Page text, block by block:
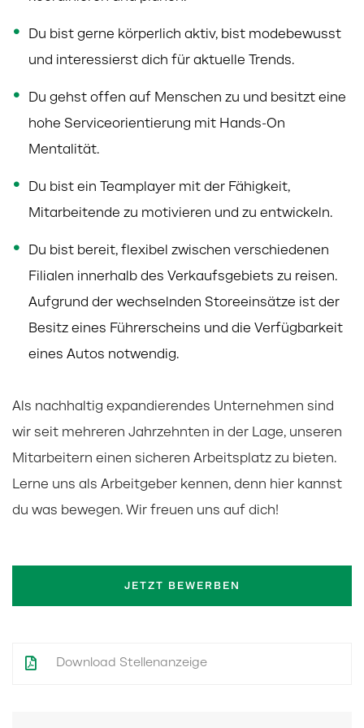
Du bist gerne körperlich aktiv, bist modebewusst
und interessierst dich für aktuelle Trends.
Du gehst offen auf Menschen zu und besitzt eine
hohe Serviceorientierung mit Hands-On
Mentalität.
Du bist ein Teamplayer mit der Fähigkeit,
Mitarbeitende zu motivieren und zu entwickeln.
Du bist bereit, flexibel zwischen verschiedenen
Filialen innerhalb des Verkaufsgebiets zu reisen.
Aufgrund der wechselnden Storeeinsätze ist der
Besitz eines Führerscheins und die Verfügbarkeit
eines Autos notwendig.
Als nachhaltig expandierendes Unternehmen sind
wir seit mehreren Jahrzehnten in der Lage, unseren
Mitarbeitern einen sicheren Arbeitsplatz zu bieten.
Lerne uns als Arbeitgeber kennen, denn hier kannst
du was bewegen. Wir freuen uns auf dich!
JETZT BEWERBEN
Download Stellenanzeige